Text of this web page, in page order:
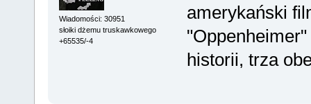
Wiadomości: 30951
słoiki dżemu truskawkowego
+65535/-4
amerykański
historii, trza